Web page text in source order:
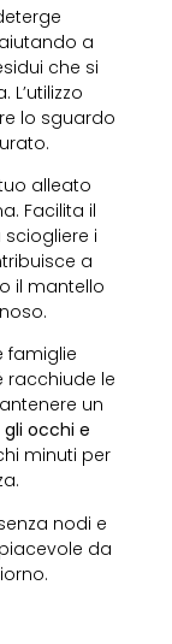
a
che si
lo sguardo
alleato
Facilita il
i
a
il mantello
famiglie
racchiude le
un
gli occhi e
minuti per
nodi e
da